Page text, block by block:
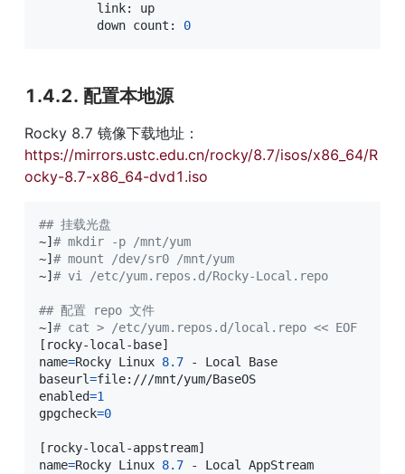
        link: up
        down count:
0
1.4.2. 配置本地源
Rocky 8.7 镜像下载地址：
https://mirrors.ustc.edu.cn/rocky/8.7/isos/x86_64/R
ocky-8.7-x86_64-dvd1.iso
## 挂载光盘
~] # mkdir -p /mnt/yum
~] # mount /dev/sr0 /mnt/yum
~] # vi /etc/yum.repos.d/Rocky-Local.repo
## 配置 repo 文件
~] # cat > /etc/yum.repos.d/local.repo << EOF
[ rocky-local-base]
name=Rocky Linux 8.7
baseurl=
enabled=1
gpgcheck=0
[ rocky-local-appstream]
name=Rocky Linux 8.7